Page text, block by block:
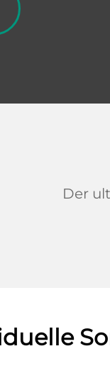
Der